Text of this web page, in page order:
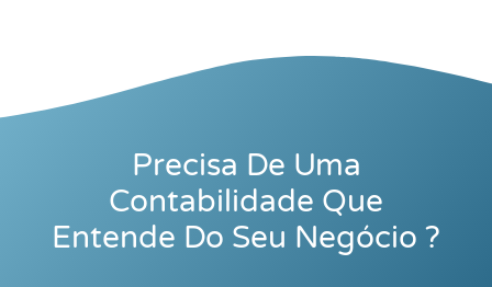
Precisa De Uma
Contabilidade Que
Entende Do Seu Negócio ?